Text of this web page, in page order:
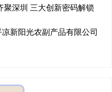
聚深圳 三大创新密码解锁
新阳光农副产品有限公司